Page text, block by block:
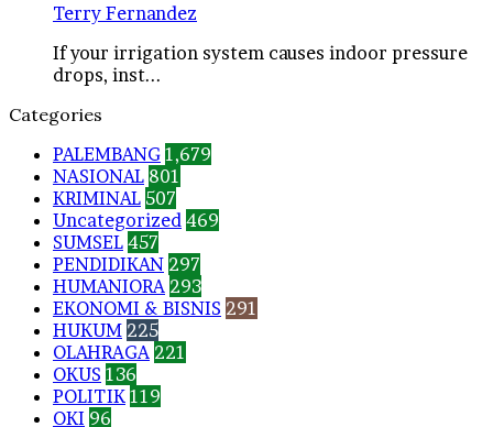
Terry Fernandez
If your irrigation system causes indoor pressure
drops, inst...
Categories
PALEMBANG 1,679
NASIONAL 801
KRIMINAL 507
Uncategorized 469
SUMSEL 457
PENDIDIKAN 297
HUMANIORA 293
EKONOMI & BISNIS 291
HUKUM 225
OLAHRAGA 221
OKUS 136
POLITIK 119
OKI 96